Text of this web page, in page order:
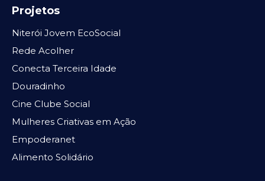
Projetos
Niterói Jovem EcoSocial
Rede Acolher
Conecta Terceira Idade
Douradinho
Cine Clube Social
Mulheres Criativas em Ação
Empoderanet
Alimento Solidário